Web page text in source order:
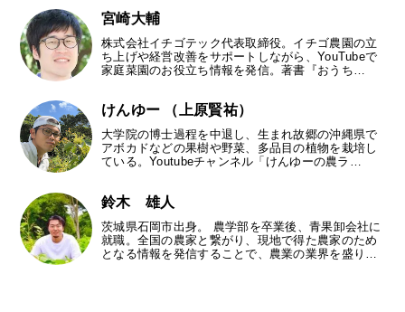
宮崎大輔
株式会社イチゴテック代表取締役。イチゴ農園の立
ち上げや経営改善をサポートしながら、YouTubeで
家庭菜園のお役立ち情報を発信。著書『おうち…
けんゆー （上原賢祐）
大学院の博士過程を中退し、生まれ故郷の沖縄県で
アボカドなどの果樹や野菜、多品目の植物を栽培し
ている。Youtubeチャンネル「けんゆーの農ラ…
鈴木 雄人
茨城県石岡市出身。 農学部を卒業後、青果卸会社に
就職。全国の農家と繋がり、現地で得た農家のため
となる情報を発信することで、農業の業界を盛り…